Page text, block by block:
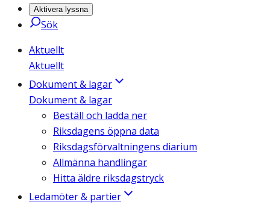
Aktivera lyssna
Sök
Aktuellt
Aktuellt
Dokument & lagar
Dokument & lagar
Beställ och ladda ner
Riksdagens öppna data
Riksdagsförvaltningens diarium
Allmänna handlingar
Hitta äldre riksdagstryck
Ledamöter & partier